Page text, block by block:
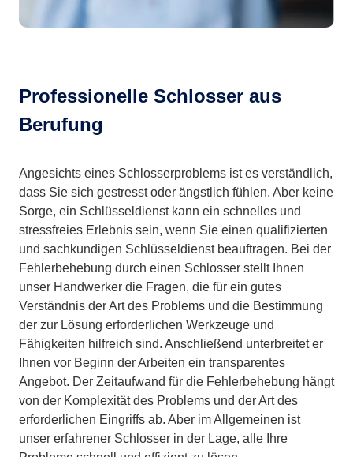
Professionelle Schlosser aus
Berufung
Angesichts eines Schlosserproblems ist es verständlich,
dass Sie sich gestresst oder ängstlich fühlen. Aber keine
Sorge, ein Schlüsseldienst kann ein schnelles und
stressfreies Erlebnis sein, wenn Sie einen qualifizierten
und sachkundigen Schlüsseldienst beauftragen. Bei der
Fehlerbehebung durch einen Schlosser stellt Ihnen
unser Handwerker die Fragen, die für ein gutes
Verständnis der Art des Problems und die Bestimmung
der zur Lösung erforderlichen Werkzeuge und
Fähigkeiten hilfreich sind. Anschließend unterbreitet er
Ihnen vor Beginn der Arbeiten ein transparentes
Angebot. Der Zeitaufwand für die Fehlerbehebung hängt
von der Komplexität des Problems und der Art des
erforderlichen Eingriffs ab. Aber im Allgemeinen ist
unser erfahrener Schlosser in der Lage, alle Ihre